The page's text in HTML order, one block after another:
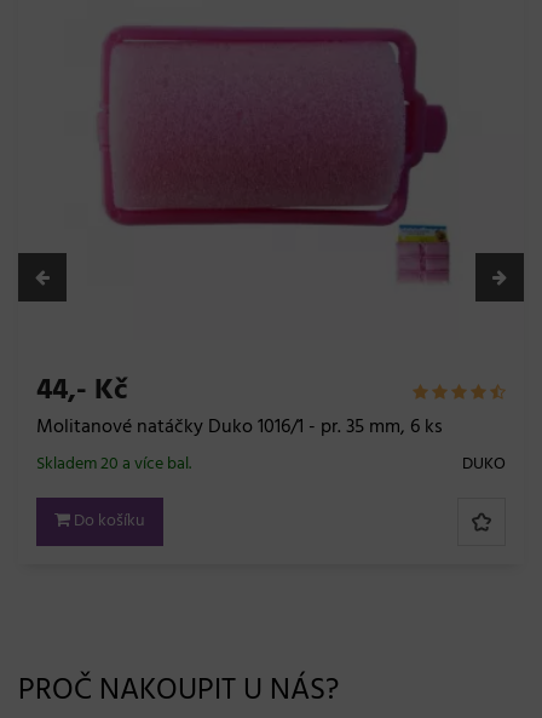
15,- Kč
Sponka do vlasů pukačka Duko - 58 mm, stříbrná, zlatá,
4 ks
Do košíku
PROČ NAKOUPIT U NÁS?